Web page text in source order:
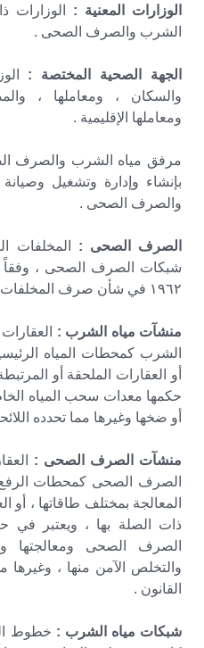
الوزارات المعنية : الوزارات
الشرب والصرف الصحى .
الجهة الصحية المختصة :
والسكان ، ومعاملها ،
ومعاملها الإقليمية .
مرفق مياه الشرب والصرف
بإنشاء وإدارة وتشغيل
والصرف الصحى .
الصرف الصحى : المخلفات
١٩٦٢ في شأن صرف المخلفات السائلة .
منشآت مياه الشرب :
الشرب كمحطات المياه
أو العقارات الملحقة أو
حكمها معدات سحب المياه الخام
أو ضخها وغيرها مما تحدده
منشآت الصرف الصحى :
الصرف الصحى كمحطات الرفع
المعالجة بمختلف طاقاتها ، أو
ذات الصلة بها ، ويعتبر في
الصرف الصحى ومعالجتها
والتخلص الآمن منها ، وغيرها
القانون .
شبكات مياه الشرب : خطوط